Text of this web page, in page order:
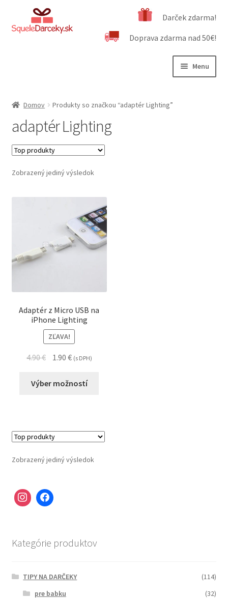
Preskočiť
na
Preskočiť
na
Darček zdarma!
Doprava zdarma nad 50€!
Menu
Dôležité informácie
Obchodné podmienky
Kontakt
Domov Produkty so značkou “adaptér Lighting”
adaptér Lighting
Zobrazený jediný výsledok
Adaptér z Micro USB na
iPhone Lighting
ZĽAVA!
4.90€ 1.90 € (s DPH)
Výber možností
Zobrazený jediný výsledok
Kategórie produktov
TIPY NA DARČEKY
(114)
pre babku
(32)